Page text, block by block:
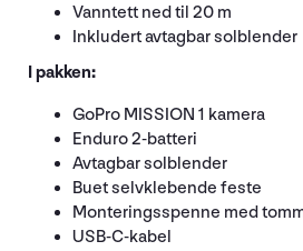
Vanntett ned til 20 m
Inkludert avtagbar solblender
I pakken:
GoPro MISSION 1 kamera
Enduro 2-batteri
Avtagbar solblender
Buet selvklebende feste
Monteringsspenne med
USB-C-kabel